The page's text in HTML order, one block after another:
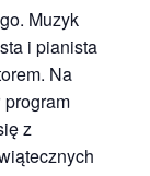
Muzyk
i pianista
Na
program
z